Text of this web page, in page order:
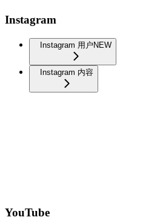
Instagram
Instagram 用户NEW
Instagram 内容
YouTube